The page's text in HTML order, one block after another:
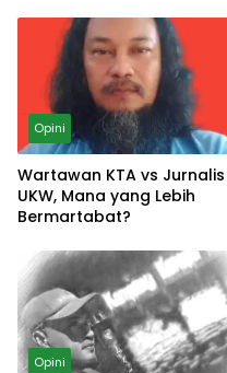
Opini
Wartawan KTA vs Jurnalis
UKW, Mana yang Lebih
Bermartabat?
Opini